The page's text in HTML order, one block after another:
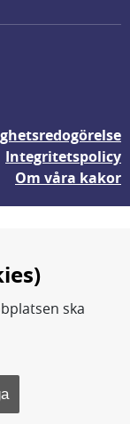
Integritetspolicy
Om våra kakor
ska